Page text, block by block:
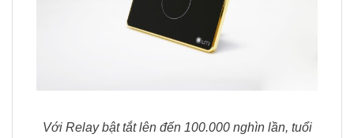
Với Relay bật tắt lên đến 100.000 nghìn lần, tuổi